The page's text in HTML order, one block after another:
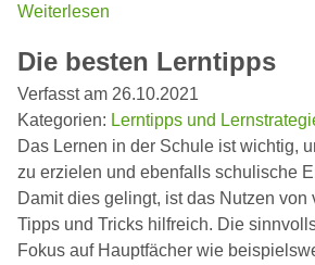
Weiterlesen
Die besten Lerntipps
Verfasst am 26.10.2021
Kategorien: Lerntipps und
Das Lernen in der Schule ist wichtig,
zu erzielen und ebenfalls schulische
Damit dies gelingt, ist das Nutzen von
Tipps und Tricks hilfreich. Die
Fokus auf Hauptfächer wie